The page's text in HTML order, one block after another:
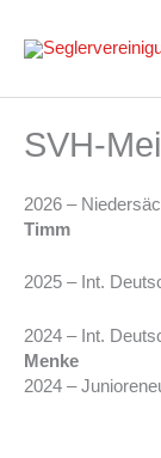
Inhalt
springen
SVH-
2026 –
Timm
2025 – Int.
2024 – Int.
Menke
2024 –